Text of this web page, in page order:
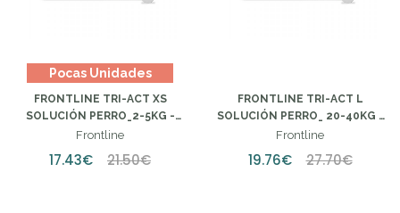
Pocas Unidades
FRONTLINE TRI-ACT XS
SOLUCIÓN PERRO_2-5KG -
0,5ML (X3 UNIDADES)
Frontline
17.43€ 21.50€
FRONTLINE TRI-ACT L
SOLUCIÓN PERRO_ 20-40KG -
4ML (X3 UNIDADES)
Frontline
19.76€ 27.70€